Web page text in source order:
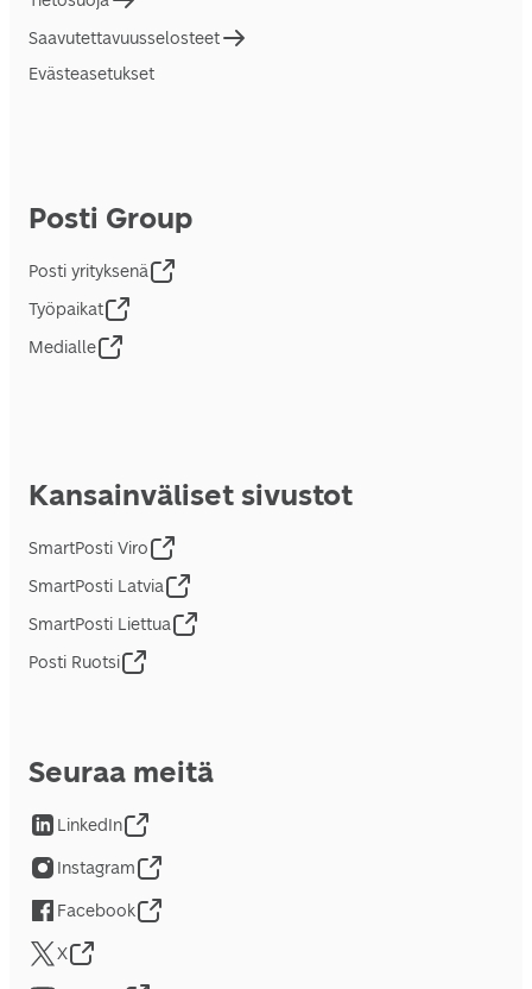
Saavutettavuusselosteet
Evästeasetukset
Posti Group
Posti yrityksenä
Työpaikat
Medialle
Kansainväliset sivustot
SmartPosti Viro
SmartPosti Latvia
SmartPosti Liettua
Posti Ruotsi
Seuraa meitä
LinkedIn
Instagram
Facebook
X